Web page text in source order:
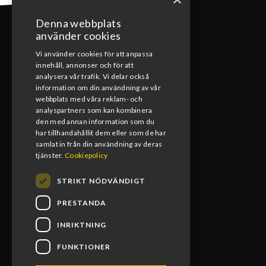
KONTAKT
0492-15391
info@blomsmx.com
Tegelbruksgatan 8, 598 40 Vimmerby
Denna webbplats
använder cookies
Vi använder cookies för att anpassa
innehåll, annonser och för att
analysera vår trafik. Vi delar också
information om din användning av vår
webbplats med våra reklam- och
analyspartners som kan kombinera
den med annan information som du
har tillhandahållit dem eller som de har
samlat in från din användning av deras
tjänster. Cookiepolicy
STRIKT NÖDVÄNDIGT
PRESTANDA
INRIKTNING
FUNKTIONER